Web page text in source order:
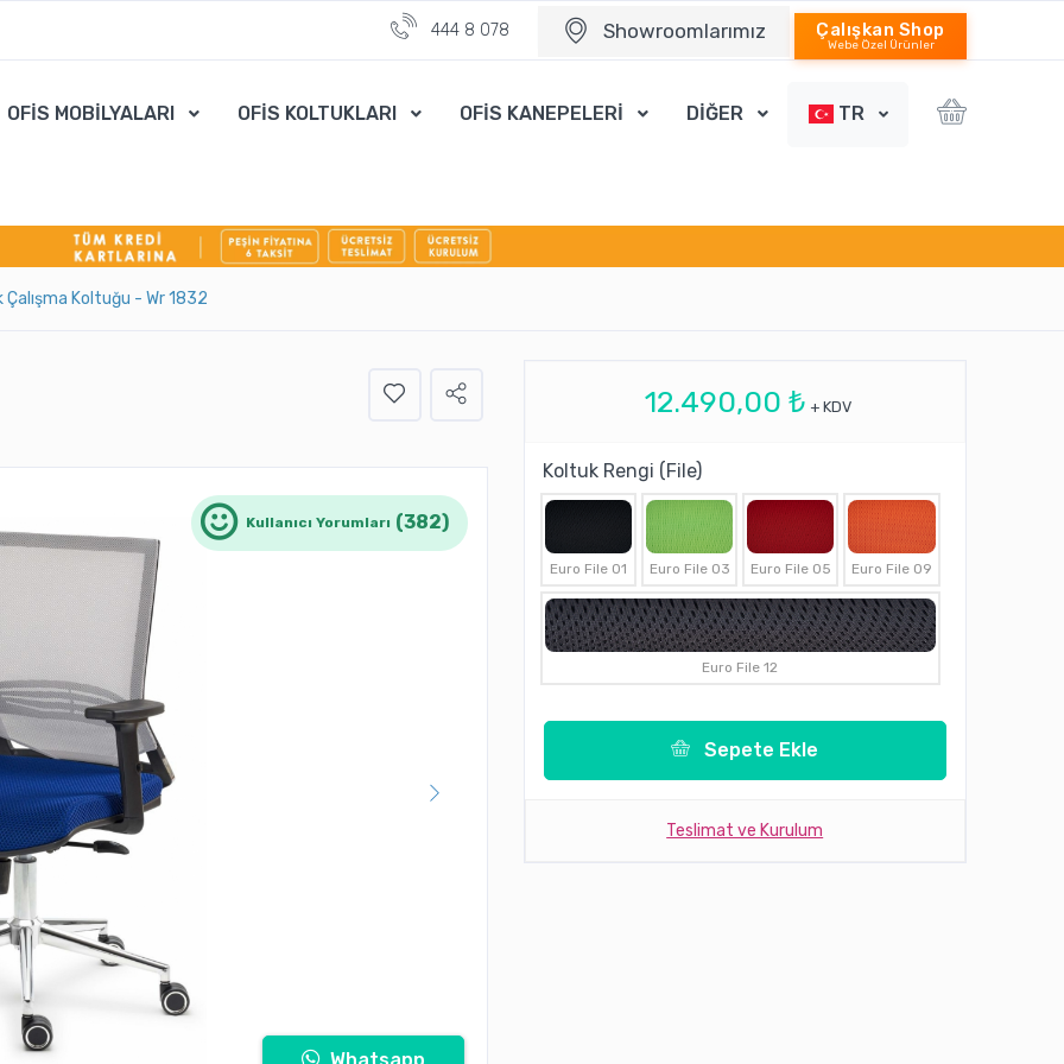
444 8 078 Showroomlarımız Çalışkan Shop
Webe Özel Ürünler
OFİS MOBİLYALARI OFİS KOLTUKLARI OFİS KANEPELERİ DİĞER TR
Çalışma Koltuğu - Wr 1832
Kullanıcı Yorumları (382)
12.490,00 ₺ + KDV
Koltuk Rengi (File)
Euro File 01 Euro File 03 Euro File 05 Euro File 09
Euro File 12
Sepete Ekle
Teslimat ve Kurulum